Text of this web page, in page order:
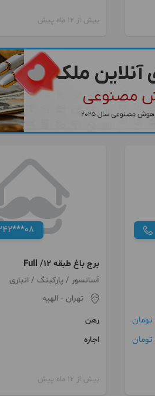
بیش از 12 ماه پیش
برج باغ طبقه Full /۱۲
آسانسور / پارکینگ / انباری
تهران- الهیه
رهن
اجاره
بیش از 12 ماه پیش